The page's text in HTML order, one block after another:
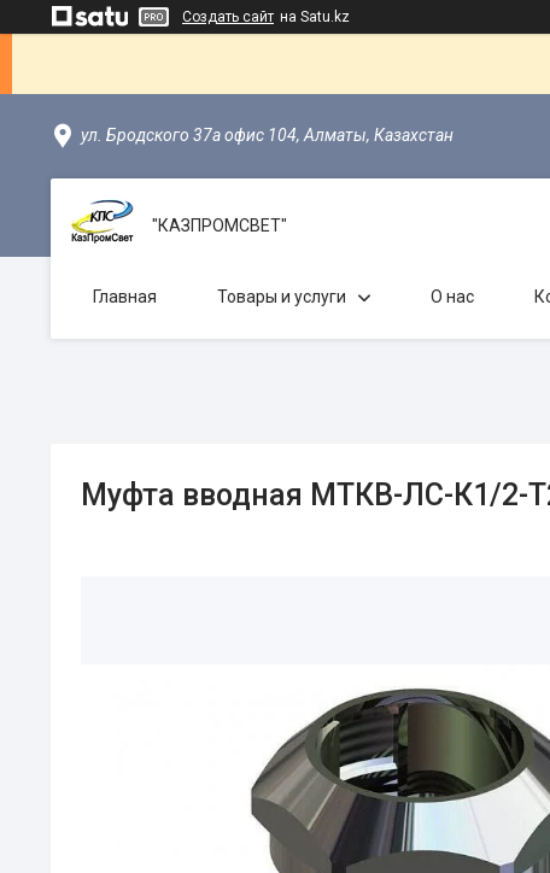
Создать сайт на Satu.kz
ул. Бродского 37а офис 104, Алматы, Казахстан
"КАЗПРОМСВЕТ"
Главная Товары и услуги О нас
Муфта вводная МТКВ-ЛС-К1/2-